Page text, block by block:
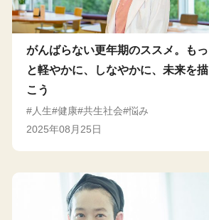
がんばらない更年期のススメ。もっ
と軽やかに、しなやかに、未来を描
こう
人生 健康 共生社会 悩み
2025年08月25日